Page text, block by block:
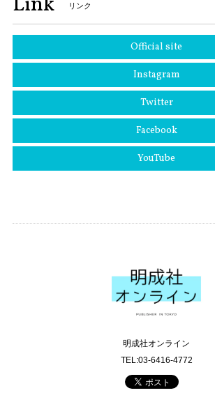
リンク
Official site
Instagram
Twitter
Facebook
YouTube
明成社オンライン
TEL:03-6416-4772